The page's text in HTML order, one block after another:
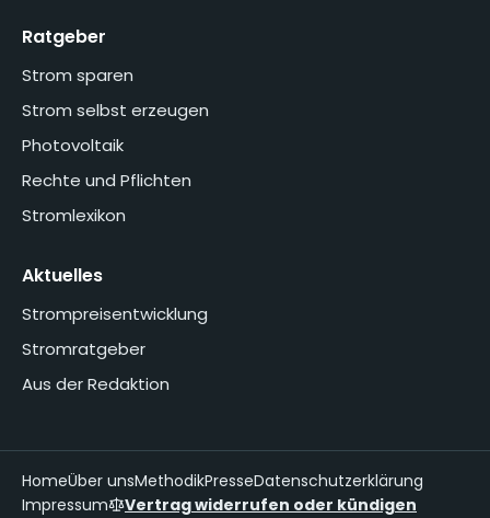
Ratgeber
Strom sparen
Strom selbst erzeugen
Photovoltaik
Rechte und Pflichten
Stromlexikon
Aktuelles
Strompreisentwicklung
Stromratgeber
Aus der Redaktion
HomeÜber unsMethodikPresseDatenschutzerklärung
Impressum
Vertrag widerrufen oder kündigen